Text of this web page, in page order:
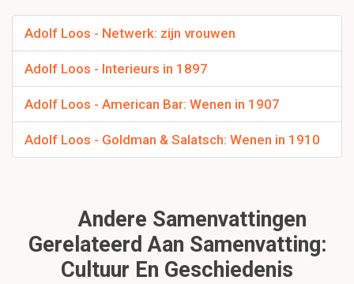
Adolf Loos - Netwerk: zijn vrouwen
Adolf Loos - Interieurs in 1897
Adolf Loos - American Bar: Wenen in 1907
Adolf Loos - Goldman & Salatsch: Wenen in 1910
Andere Samenvattingen
Gerelateerd Aan Samenvatting:
Cultuur En Geschiedenis